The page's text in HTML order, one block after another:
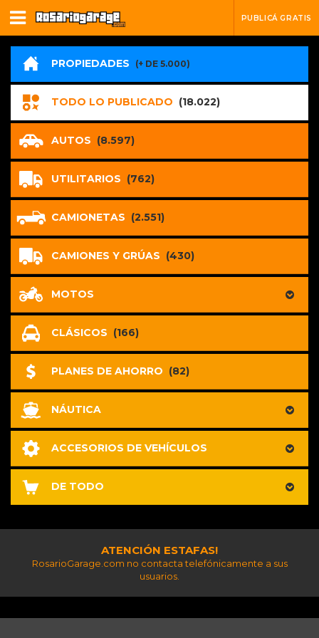
PUBLICÁ GRATIS
PROPIEDADES (+ DE 5.000)
TODO LO PUBLICADO (18.022)
AUTOS (8.597)
UTILITARIOS (762)
CAMIONETAS (2.551)
CAMIONES Y GRÚAS (430)
MOTOS
CLÁSICOS (166)
PLANES DE AHORRO (82)
NÁUTICA
ACCESORIOS DE VEHÍCULOS
DE TODO
ATENCIÓN ESTAFAS!
RosarioGarage.com no contacta telefónicamente a sus
usuarios.